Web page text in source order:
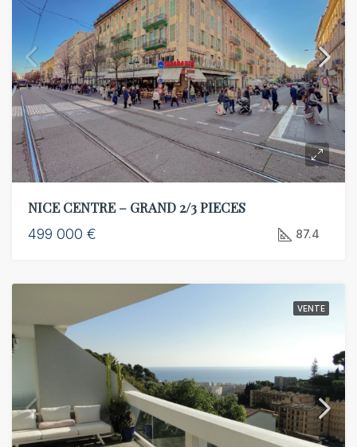
NICE CENTRE – GRAND 2/3 PIECES
499 000 € 87.4
VENTE